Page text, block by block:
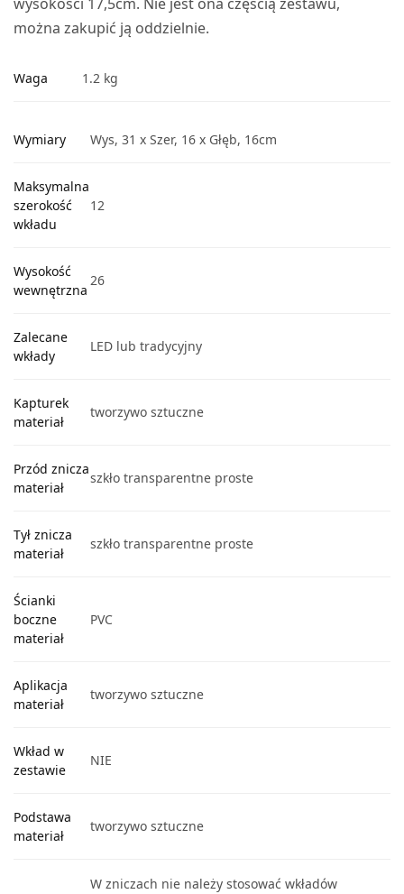
można zakupić ją oddzielnie.
Waga 1.2 kg
Wymiary Wys, 31 x Szer, 16 x Głęb, 16cm
Maksymalna
szerokość
wkładu
12
Wysokość
wewnętrzna
26
Zalecane
wkłady
LED lub tradycyjny
Kapturek
materiał
tworzywo sztuczne
Przód znicza
materiał
szkło transparentne proste
Tył znicza
materiał
szkło transparentne proste
Ścianki
boczne
materiał
PVC
Aplikacja
materiał
tworzywo sztuczne
Wkład w
zestawie
NIE
Podstawa
materiał
tworzywo sztuczne
W zniczach nie należy stosować wkładów